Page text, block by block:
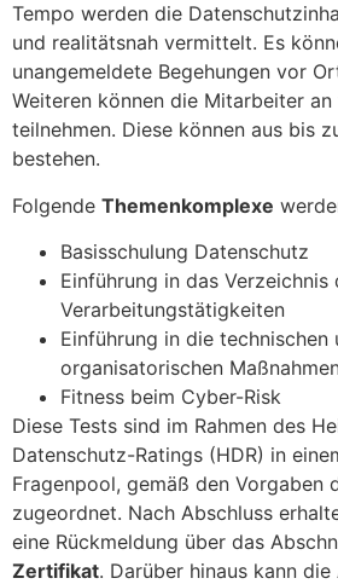
Tempo werden die
und realitätsnah vermittelt. Es
unangemeldete Begehungen vor
Weiteren können die Mitarbeiter
teilnehmen. Diese können aus bis
bestehen.
Folgende Themenkomplexe
Basisschulung Datenschutz
Einführung in das Verzeichnis
Verarbeitungstätigkeiten
Einführung in die technischen
organisatorischen
Fitness beim Cyber-Risk
Diese Tests sind im Rahmen des
Datenschutz-Ratings (HDR) in
Fragenpool, gemäß den Vorgaben
zugeordnet. Nach Abschluss
eine Rückmeldung über das
Zertifikat. Darüber hinaus kann